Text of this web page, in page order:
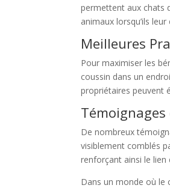
permettent aux chats
animaux lorsqu’ils
Meilleures
Pour maximiser les
coussin dans un
propriétaires peuvent
De nombreux
visiblement comblés
renforçant ainsi le lien
Dans un monde où le